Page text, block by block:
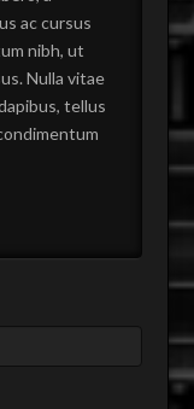
ac cursus
nibh, ut
Nulla vitae
tellus